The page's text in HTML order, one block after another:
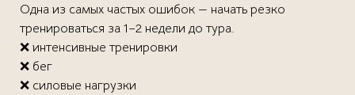
Одна из самых частых ошибок — начать резко
тренироваться за 1–2 недели до тура.
❌ интенсивные тренировки
❌ бег
❌ силовые нагрузки